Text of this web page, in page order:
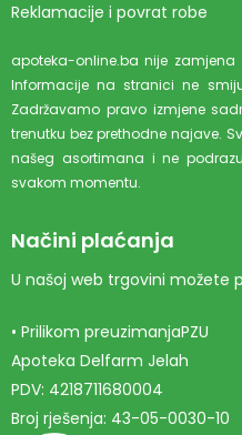
Reklamacije i povrat robe
apoteka-online.ba nije zamjena
Informacije na stranici ne
Zadržavamo pravo izmjene
trenutku bez prethodne najave.
našeg asortimana i ne
svakom momentu.
Načini plaćanja
U našoj web trgovini možete
• Prilikom preuzimanjaPZU
Apoteka Delfarm Jelah
PDV: 4218711680004
Broj rješenja: 43-05-0030-10